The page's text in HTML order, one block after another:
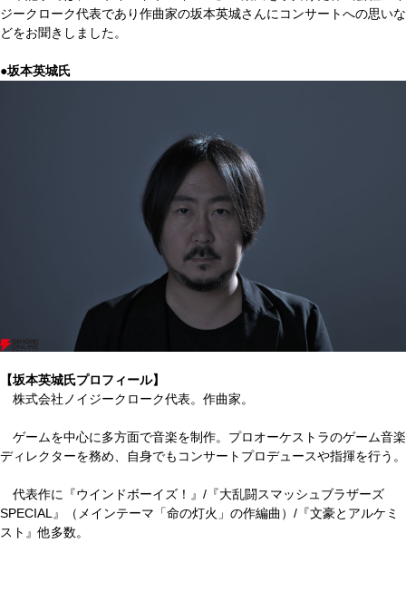
ジークローク代表であり作曲家の坂本英城さんにコンサートへの思いな
どをお聞きしました。
●坂本英城氏
【坂本英城氏プロフィール】
株式会社ノイジークローク代表。作曲家。
ゲームを中心に多方面で音楽を制作。プロオーケストラのゲーム音楽
ディレクターを務め、自身でもコンサートプロデュースや指揮を行う。
代表作に『ウインドボーイズ！』/『大乱闘スマッシュブラザーズ
SPECIAL』（メインテーマ「命の灯火」の作編曲）/『文豪とアルケミ
スト』他多数。